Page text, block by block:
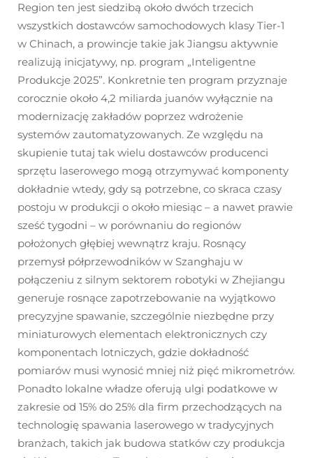
Region ten jest siedzibą około dwóch trzecich
wszystkich dostawców samochodowych klasy Tier-1
w Chinach, a prowincje takie jak Jiangsu aktywnie
realizują inicjatywy, np. program „Inteligentne
Produkcje 2025”. Konkretnie ten program przyznaje
corocznie około 4,2 miliarda juanów wyłącznie na
modernizację zakładów poprzez wdrożenie
systemów zautomatyzowanych. Ze względu na
skupienie tutaj tak wielu dostawców producenci
sprzętu laserowego mogą otrzymywać komponenty
dokładnie wtedy, gdy są potrzebne, co skraca czasy
postoju w produkcji o około miesiąc – a nawet prawie
sześć tygodni – w porównaniu do regionów
położonych głębiej wewnątrz kraju. Rosnący
przemysł półprzewodników w Szanghaju w
połączeniu z silnym sektorem robotyki w Zhejiangu
generuje rosnące zapotrzebowanie na wyjątkowo
precyzyjne spawanie, szczególnie niezbędne przy
miniaturowych elementach elektronicznych czy
komponentach lotniczych, gdzie dokładność
pomiarów musi wynosić mniej niż pięć mikrometrów.
Ponadto lokalne władze oferują ulgi podatkowe w
zakresie od 15% do 25% dla firm przechodzących na
technologię spawania laserowego w tradycyjnych
branżach, takich jak budowa statków czy produkcja